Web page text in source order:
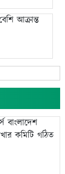
আক্রান্ত
বাংলাদেশ
কমিটি গঠিত